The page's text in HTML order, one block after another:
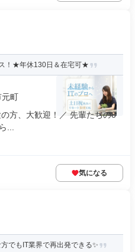
！★年休130日＆在宅可★
町
方、大歓迎！／ 先輩たちの8
...
気になる
でもIT業界で再出発できる✨